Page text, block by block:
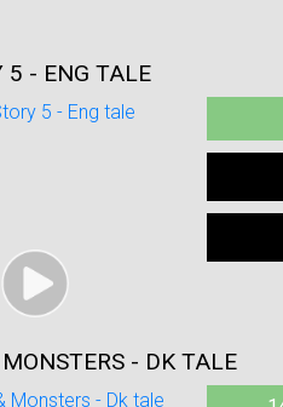
5 - ENG TALE
- DK TALE